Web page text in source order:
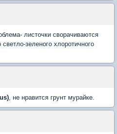
листочки сворачиваются
зеленого хлоротичного
, не нравится грунт мурайке.